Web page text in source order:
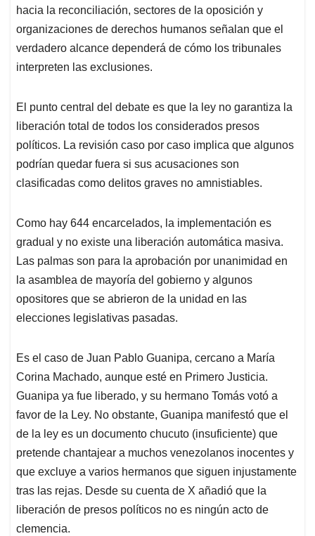
hacia la reconciliación, sectores de la oposición y
organizaciones de derechos humanos señalan que el
verdadero alcance dependerá de cómo los tribunales
interpreten las exclusiones.
El punto central del debate es que la ley no garantiza la
liberación total de todos los considerados presos
políticos. La revisión caso por caso implica que algunos
podrían quedar fuera si sus acusaciones son
clasificadas como delitos graves no amnistiables.
Como hay 644 encarcelados, la implementación es
gradual y no existe una liberación automática masiva.
Las palmas son para la aprobación por unanimidad en
la asamblea de mayoría del gobierno y algunos
opositores que se abrieron de la unidad en las
elecciones legislativas pasadas.
Es el caso de Juan Pablo Guanipa, cercano a María
Corina Machado, aunque esté en Primero Justicia.
Guanipa ya fue liberado, y su hermano Tomás votó a
favor de la Ley. No obstante, Guanipa manifestó que el
de la ley es un documento chucuto (insuficiente) que
pretende chantajear a muchos venezolanos inocentes y
que excluye a varios hermanos que siguen injustamente
tras las rejas. Desde su cuenta de X añadió que la
liberación de presos políticos no es ningún acto de
clemencia.